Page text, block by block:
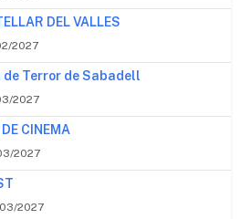
DEL VALLES
2027
de Terror de Sabadell
2027
CINEMA
2027
2027